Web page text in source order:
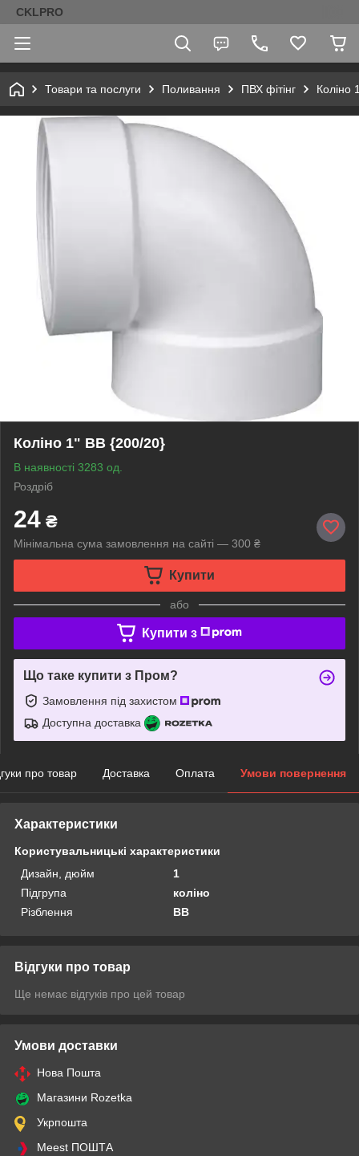
CKLPRO
Товари та послуги Поливання ПВХ фітінг Коліно
Коліно 1" ВВ {200/20}
В наявності 3283 од.
Роздріб
24 ₴
Мінімальна сума замовлення на сайті — 300 ₴
Купити
або
Купити з
Що таке купити з Пром?
Замовлення під захистом
Доступна доставка
про товар Доставка Оплата Умови повернення
Характеристики
Користувальницькі характеристики
Дизайн, дюйм
1
Підгрупа
коліно
Рiзблення
BB
Відгуки про товар
Ще немає відгуків про цей товар
Умови доставки
Нова Пошта
Магазини Rozetka
Укрпошта
Meest ПОШТА